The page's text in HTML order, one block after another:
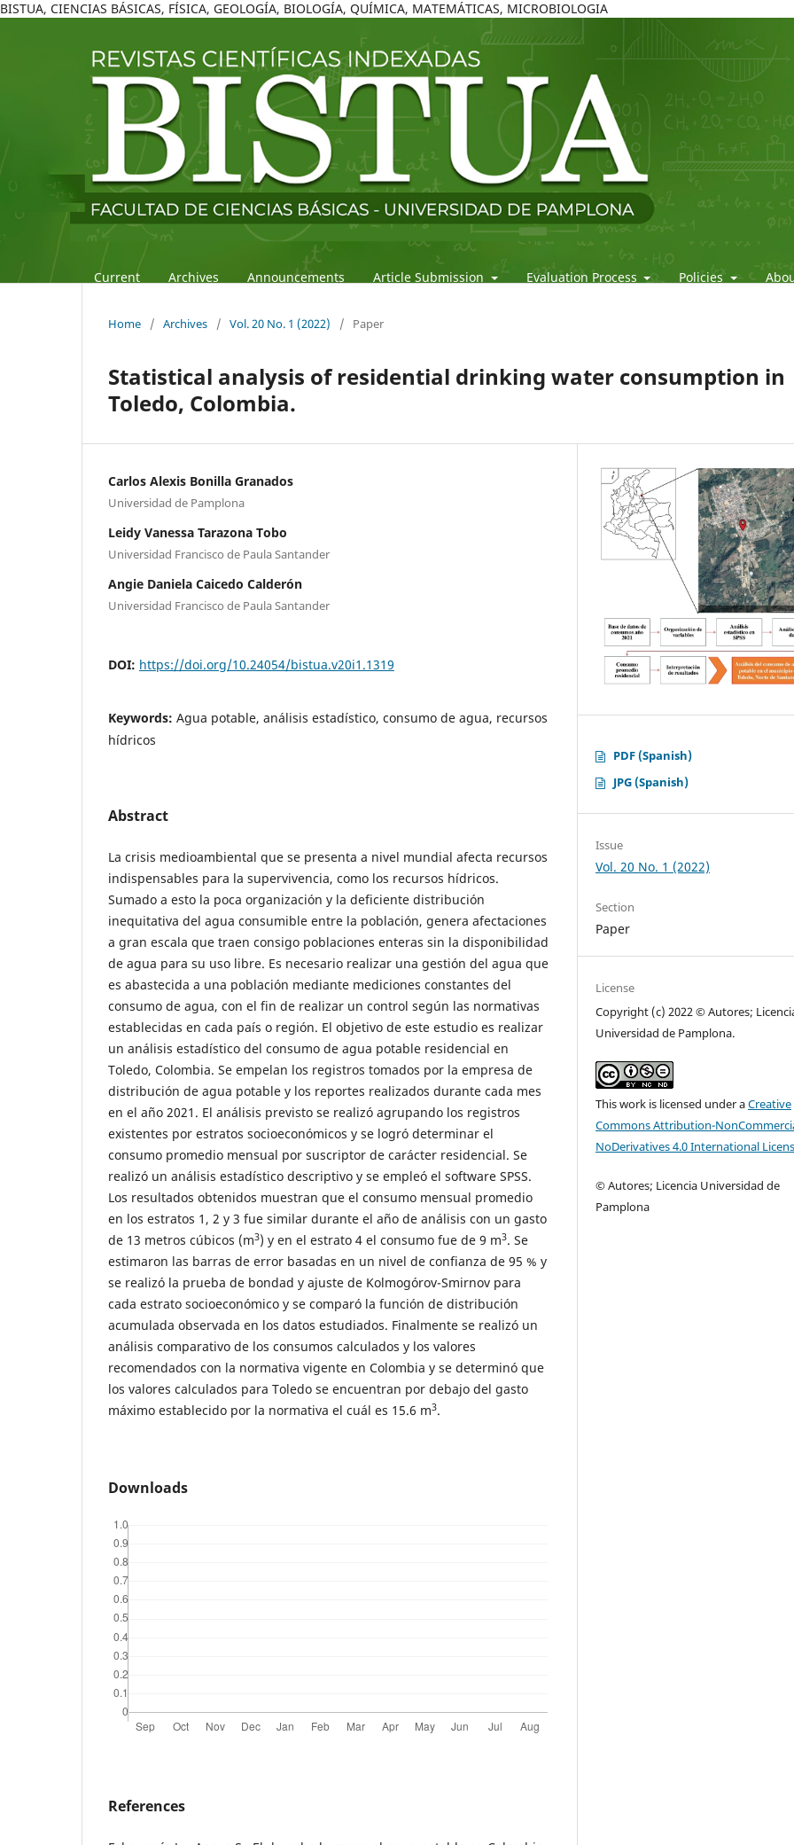
BISTUA, CIENCIAS BÁSICAS, FÍSICA, GEOLOGÍA, BIOLOGÍA, QUÍMICA, MATEMÁTICAS, MICROBIOLOGIA
Current Archives Announcements Article Submission Evaluation Process Policies
Home / Archives / Vol. 20 No. 1 (2022) / Paper
Statistical analysis of residential drinking water consumption in
Toledo, Colombia.
Carlos Alexis Bonilla Granados
Universidad de Pamplona
Leidy Vanessa Tarazona Tobo
Universidad Francisco de Paula Santander
Angie Daniela Caicedo Calderón
Universidad Francisco de Paula Santander
DOI: https://doi.org/10.24054/bistua.v20i1.1319
Keywords: Agua potable, análisis estadístico, consumo de agua, recursos
hídricos
Abstract
La crisis medioambiental que se presenta a nivel mundial afecta recursos
indispensables para la supervivencia, como los recursos hídricos.
Sumado a esto la poca organización y la deficiente distribución
inequitativa del agua consumible entre la población, genera afectaciones
a gran escala que traen consigo poblaciones enteras sin la disponibilidad
de agua para su uso libre. Es necesario realizar una gestión del agua que
es abastecida a una población mediante mediciones constantes del
consumo de agua, con el fin de realizar un control según las normativas
establecidas en cada país o región. El objetivo de este estudio es realizar
un análisis estadístico del consumo de agua potable residencial en
Toledo, Colombia. Se empelan los registros tomados por la empresa de
distribución de agua potable y los reportes realizados durante cada mes
en el año 2021. El análisis previsto se realizó agrupando los registros
existentes por estratos socioeconómicos y se logró determinar el
consumo promedio mensual por suscriptor de carácter residencial. Se
realizó un análisis estadístico descriptivo y se empleó el software SPSS.
Los resultados obtenidos muestran que el consumo mensual promedio
en los estratos 1, 2 y 3 fue similar durante el año de análisis con un gasto
de 13 metros cúbicos (m3) y en el estrato 4 el consumo fue de 9 m3. Se
estimaron las barras de error basadas en un nivel de confianza de 95 % y
se realizó la prueba de bondad y ajuste de Kolmogórov-Smirnov para
cada estrato socioeconómico y se comparó la función de distribución
acumulada observada en los datos estudiados. Finalmente se realizó un
análisis comparativo de los consumos calculados y los valores
recomendados con la normativa vigente en Colombia y se determinó que
los valores calculados para Toledo se encuentran por debajo del gasto
máximo establecido por la normativa el cuál es 15.6 m3.
Downloads
References
PDF (Spanish)
JPG (Spanish)
Issue
Vol. 20 No. 1 (2022)
Section
Paper
License
Copyright (c) 2022 © Autores;
Universidad de Pamplona.
This work is licensed under aCreative
Commons Attribution-
NoDerivatives 4.0 International
© Autores; Licencia Universidad de
Pamplona